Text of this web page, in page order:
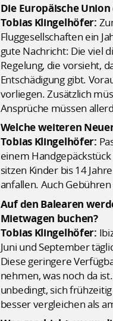
Die Europäische
Tobias Klingelhöfer:
Fluggesellschaften ein
gute Nachricht: Die viel
Regelung, die vorsieht,
Entschädigung gibt.
vorliegen. Zusätzlich
Ansprüche müssen
Welche weiteren
Tobias Klingelhöfer:
einem
sitzen Kinder bis 14
anfallen. Auch
Auf den Balearen
Mietwagen buchen?
Tobias Klingelhöfer:
Juni und September
Diese geringere
nehmen, was noch da
unbedingt, sich
besser vergleichen als